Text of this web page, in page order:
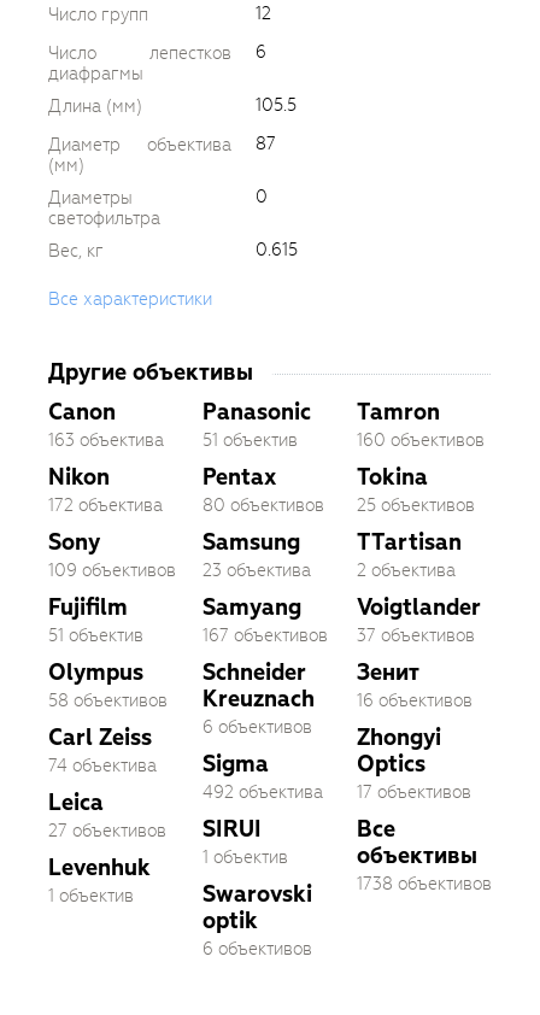
Число групп
12
Число лепестков
диафрагмы
6
Длина (мм)
105.5
Диаметр объектива
(мм)
87
Диаметры
светофильтра
0
Вес, кг 0.615
Все характеристики
Другие объективы
Canon
163 объектива
Nikon
172 объектива
Sony
109 объективов
Fujifilm
51 объектив
Olympus
58 объективов
Carl Zeiss
74 объектива
Leica
27 объективов
Levenhuk
1 объектив
Panasonic
51 объектив
Pentax
80 объективов
Samsung
23 объектива
Samyang
167 объективов
Schneider
Kreuznach
6 объективов
Sigma
492 объектива
SIRUI
1 объектив
Swarovski
optik
6 объективов
Tamron
160 объективов
Tokina
25 объективов
TTartisan
2 объектива
Voigtlander
37 объективов
Зенит
16 объективов
Zhongyi
Optics
17 объективов
Все
объективы
1738 объективов